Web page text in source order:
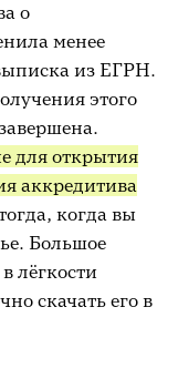
о
менее
из ЕГРН.
этого
для открытия
аккредитива
когда вы
Большое
лёгкости
скачать его в